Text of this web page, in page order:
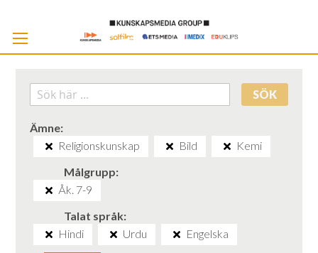
SÖK
Ämne
Religionskunskap
Bild
Kemi
Målgrupp
Åk. 7-9
Talat språk
Hindi
Urdu Engelska